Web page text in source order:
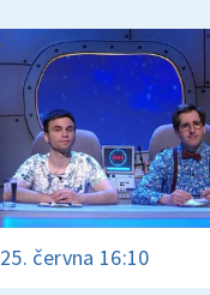
25. června 16:10